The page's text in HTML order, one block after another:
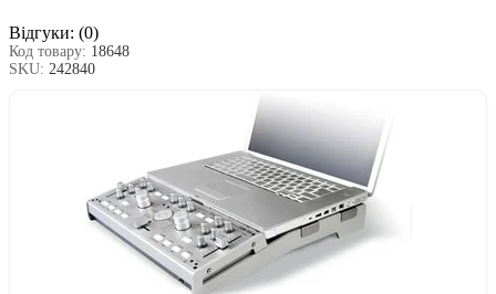
Відгуки: (0)
Код товару: 18648
SKU: 242840